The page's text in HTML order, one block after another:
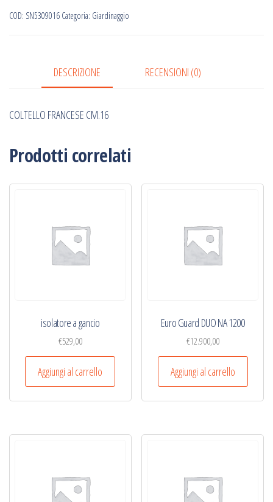
quantità
COD: SN5309016 Categoria: Giardinaggio
DESCRIZIONE RECENSIONI (0)
COLTELLO FRANCESE CM.16
Prodotti correlati
isolatore a gancio
€529,00
Aggiungi al carrello
Euro Guard DUO NA 1200
€12.900,00
Aggiungi al carrello